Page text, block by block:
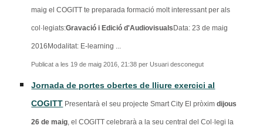
maig el COGITT te preparada formació molt interessant per als
col·legiats:Gravació i Edició d'Audiovisuals Data: 23 de maig
2016Modalitat: E-learning ...
Publicat a les 19 de maig 2016, 21:38 per Usuari desconegut
Jornada de portes obertes de lliure exercici al
COGITT Presentarà el seu projecte Smart City El pròximdijous
26 de maig, el COGITT celebrarà a la seu central del Col·legi la